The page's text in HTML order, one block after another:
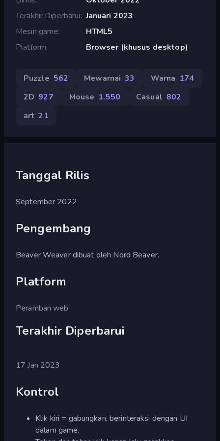
Terakhir Diperbarui Januari 2023
Mesin game
HTML5
Platform
Browser (khusus desktop)
Puzzle 562 Mewarnai 33 Warna 174
2D 927 Mouse 1.550 Casual 802
art 21
Tanggal Rilis
September 2022
Pengembang
Beaver Weaver dibuat oleh Nord Beaver.
Platform
Peramban web
Terakhir Diperbarui
17 Jan 2023
Kontrol
Klik kiri = gabungkan, berinteraksi dengan UI
dalam game.